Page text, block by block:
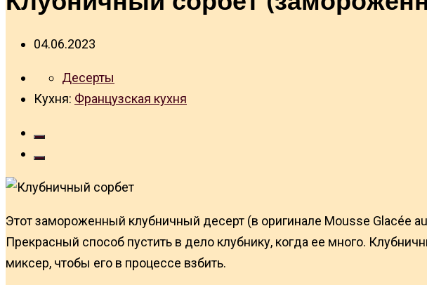
04.06.2023
Десерты
Кухня: Французская кухня
Этот замороженный клубничный десерт (в оригинале Mousse
Прекрасный способ пустить в дело клубнику, когда ее много.
миксер, чтобы его в процессе взбить.